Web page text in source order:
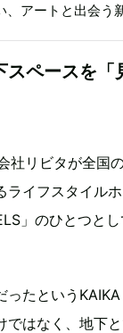
、アートと出会う
スペースを「
社リビタが全国
ライフスタイル
」のひとつと
ったという
ではなく、地下